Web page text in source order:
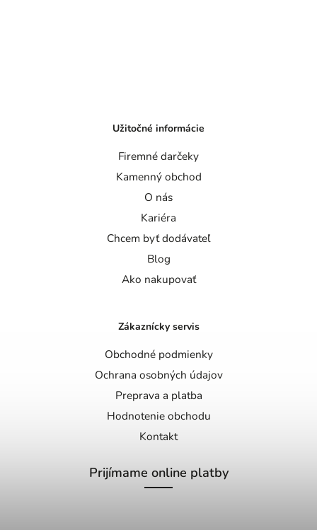
Užitočné informácie
Firemné darčeky
Kamenný obchod
O nás
Kariéra
Chcem byť dodávateľ
Blog
Ako nakupovať
Zákaznícky servis
Obchodné podmienky
Ochrana osobných údajov
Preprava a platba
Hodnotenie obchodu
Kontakt
Prijímame online platby